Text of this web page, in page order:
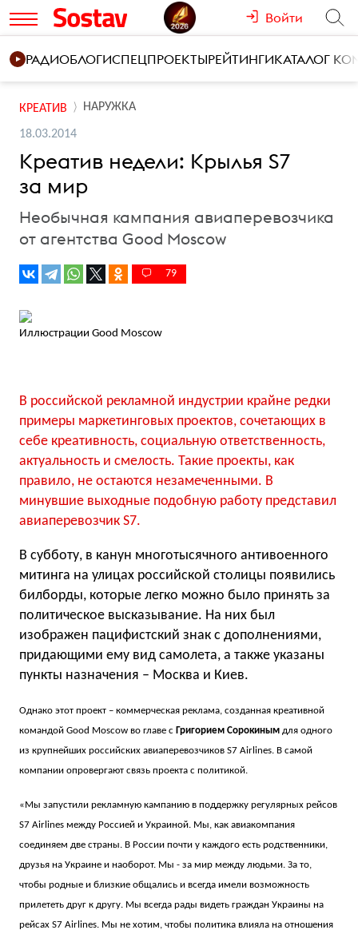
Войти
РАДИОБЛОГИСПЕЦПРОЕКТЫРЕЙТИНГИКАТАЛОГ
КРЕАТИВ НАРУЖКА
18.03.2014
Креатив недели: Крылья S7
за мир
Необычная кампания авиаперевозчика
от агентства Good Moscow
79
Иллюстрации Good Moscow
В российской рекламной индустрии крайне редки
примеры маркетинговых проектов, сочетающих в
себе креативность, социальную ответственность,
актуальность и смелость. Такие проекты, как
правило, не остаются незамеченными. В
минувшие выходные подобную работу представил
авиаперевозчик S7.
В субботу, в канун многотысячного антивоенного
митинга на улицах российской столицы появились
билборды, которые легко можно было принять за
политическое высказывание. На них был
изображен пацифистский знак с дополнениями,
придающими ему вид самолета, а также указаны
пункты назначения – Москва и Киев.
Однако этот проект – коммерческая реклама, созданная креативной
командой Good Moscow во главе с Григорием Сорокиным для одного
из крупнейших российских авиаперевозчиков S7 Airlines. В самой
компании опровергают связь проекта с политикой.
«Мы запустили рекламную кампанию в поддержку регулярных рейсов
S7 Airlines между Россией и Украиной. Мы, как авиакомпания
соединяем две страны. В России почти у каждого есть родственники,
друзья на Украине и наоборот. Мы - за мир между людьми. За то,
чтобы родные и близкие общались и всегда имели возможность
прилететь друг к другу. Мы всегда рады видеть граждан Украины на
рейсах S7 Airlines. Мы не хотим, чтобы политика влияла на отношения